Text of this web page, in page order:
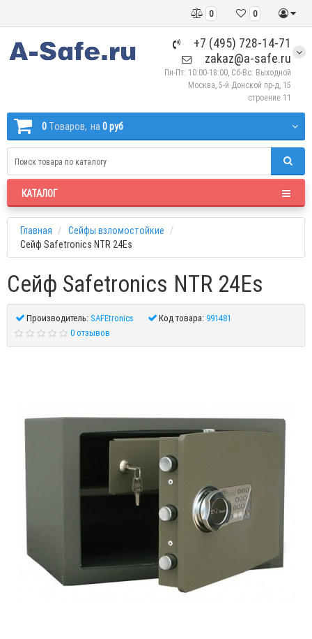
0
0
+7 (495) 728-14-71
zakaz@a-safe.ru
Пн-Пт: 10:00-18:00, Сб-Вс: Выходной
Москва, 5-й Донской пр-д, 15
строение 11
0 Tоваров, на 0 руб
КАТАЛОГ
Главная
Сейфы взломостойкие
Сейф Safetronics NTR 24Es
Сейф Safetronics NTR 24Es
Производитель:SAFEtronics Код товара:991481
0 отзывов